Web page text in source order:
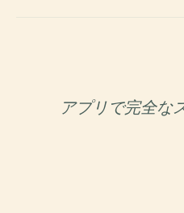
アプリで完全な